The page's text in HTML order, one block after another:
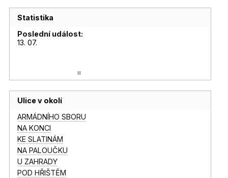
Statistika
Poslední událost:
13. 07.
Ulice v okolí
ARMÁDNÍHO SBORU
NA KONCI
KE SLATINÁM
NA PALOUČKU
U ZAHRADY
POD HŘIŠTĚM